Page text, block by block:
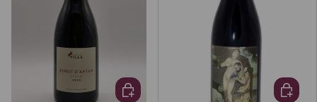
In den Warenkorb In den